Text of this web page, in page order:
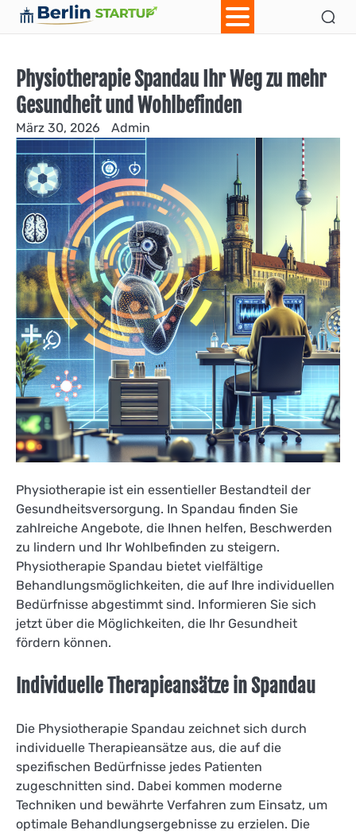
Skip
Physiotherapie Spandau Ihr Weg zu mehr
Gesundheit und Wohlbefinden
März 30, 2026 Admin
Physiotherapie ist ein essentieller Bestandteil der
Gesundheitsversorgung. In Spandau finden Sie
zahlreiche Angebote, die Ihnen helfen, Beschwerden
zu lindern und Ihr Wohlbefinden zu steigern.
Physiotherapie Spandau bietet vielfältige
Behandlungsmöglichkeiten, die auf Ihre individuellen
Bedürfnisse abgestimmt sind. Informieren Sie sich
jetzt über die Möglichkeiten, die Ihr Gesundheit
fördern können.
Individuelle Therapieansätze in Spandau
Die Physiotherapie Spandau zeichnet sich durch
individuelle Therapieansätze aus, die auf die
spezifischen Bedürfnisse jedes Patienten
zugeschnitten sind. Dabei kommen moderne
Techniken und bewährte Verfahren zum Einsatz, um
optimale Behandlungsergebnisse zu erzielen. Die